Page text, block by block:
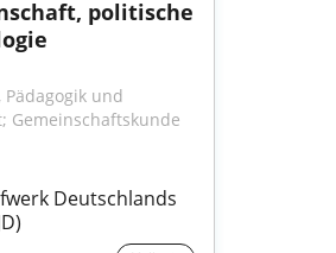
und
Gemeinschaftskunde
Deutschlands